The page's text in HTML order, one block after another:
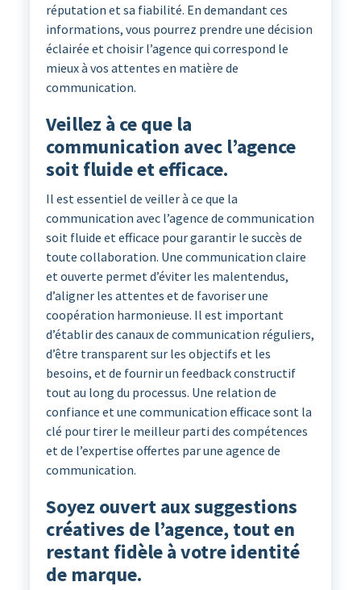
réputation et sa fiabilité. En demandant ces
informations, vous pourrez prendre une décision
éclairée et choisir l’agence qui correspond le
mieux à vos attentes en matière de
communication.
Veillez à ce que la
communication avec l’agence
soit fluide et efficace.
Il est essentiel de veiller à ce que la
communication avec l’agence de communication
soit fluide et efficace pour garantir le succès de
toute collaboration. Une communication claire
et ouverte permet d’éviter les malentendus,
d’aligner les attentes et de favoriser une
coopération harmonieuse. Il est important
d’établir des canaux de communication réguliers,
d’être transparent sur les objectifs et les
besoins, et de fournir un feedback constructif
tout au long du processus. Une relation de
confiance et une communication efficace sont la
clé pour tirer le meilleur parti des compétences
et de l’expertise offertes par une agence de
communication.
Soyez ouvert aux suggestions
créatives de l’agence, tout en
restant fidèle à votre identité
de marque.